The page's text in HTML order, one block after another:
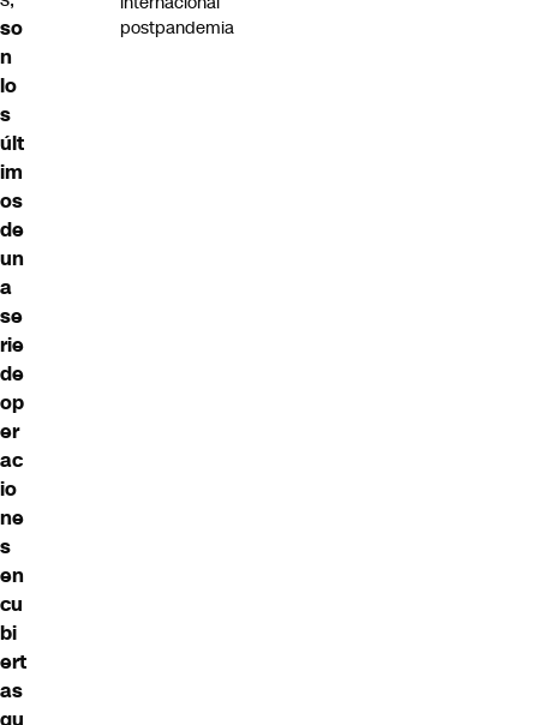
so
n
lo
s
últ
im
os
de
un
a
se
rie
de
op
er
ac
io
ne
s
en
cu
bi
ert
as
qu
postpandemia